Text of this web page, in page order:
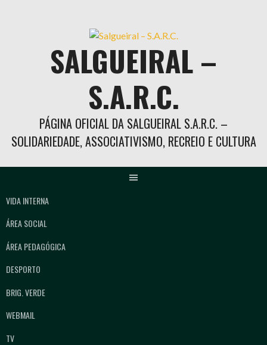
SALGUEIRAL –
S.A.R.C.
PÁGINA OFICIAL DA SALGUEIRAL S.A.R.C. –
SOLIDARIEDADE, ASSOCIATIVISMO, RECREIO E CULTURA
VIDA INTERNA
ÁREA SOCIAL
ÁREA PEDAGÓGICA
DESPORTO
BRIG. VERDE
WEBMAIL
TV